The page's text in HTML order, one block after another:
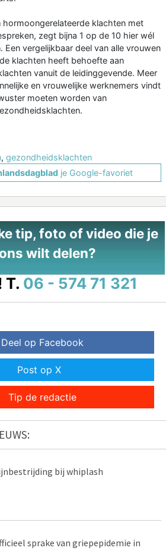
hormoongerelateerde klachten met
zegt bijna 1 op de 10 hier wél
Een vergelijkbaar deel van alle vrouwen
klachten heeft behoefte aan
vanuit de leidinggevende. Meer
en vrouwelijke werknemers vindt
moeten worden van
, gezondheidsklachten
je Google-favoriet
tip, foto of video die je
wilt delen?
T. 06 - 574 71 321
Deel op Facebook
Post op X
Tip de redactie
bij whiplash
sprake van griepepidemie in